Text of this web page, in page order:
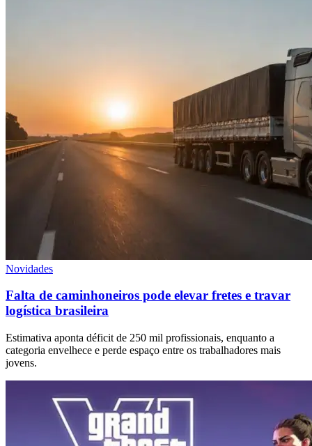
Novidades
Falta de caminhoneiros pode elevar fretes e travar
logística brasileira
Estimativa aponta déficit de 250 mil profissionais, enquanto a
categoria envelhece e perde espaço entre os trabalhadores mais
jovens.